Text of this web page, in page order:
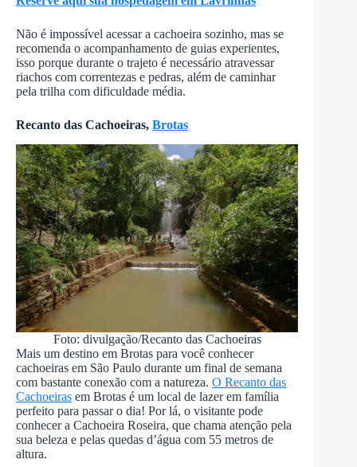
Não é impossível acessar a cachoeira sozinho, mas se
recomenda o acompanhamento de guias experientes,
isso porque durante o trajeto é necessário atravessar
riachos com correntezas e pedras, além de caminhar
pela trilha com dificuldade média.
Recanto das Cachoeiras, Brotas
Foto: divulgação/Recanto das Cachoeiras
Mais um destino em Brotas para você conhecer
cachoeiras em São Paulo durante um final de semana
com bastante conexão com a natureza. O Recanto das
Cachoeiras em Brotas é um local de lazer em família
perfeito para passar o dia! Por lá, o visitante pode
conhecer a Cachoeira Roseira, que chama atenção pela
sua beleza e pelas quedas d’água com 55 metros de
altura.